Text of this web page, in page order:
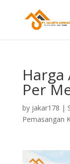
Per
by jakar178 |
Pemasangan